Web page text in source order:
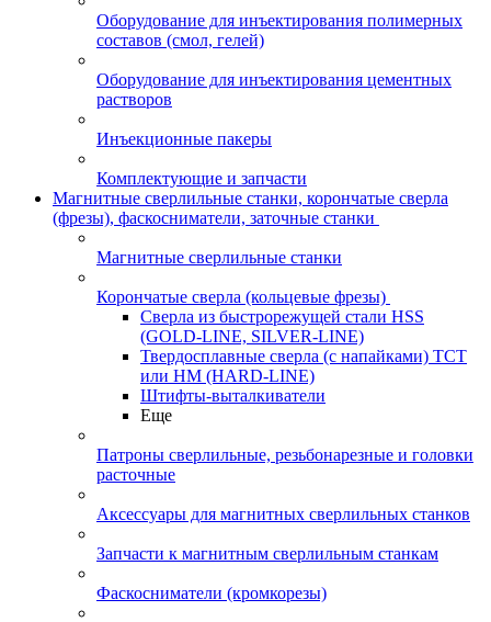
Оборудование для инъектирования полимерных
составов (смол, гелей)
Оборудование для инъектирования цементных
растворов
Инъекционные пакеры
Комплектующие и запчасти
Магнитные сверлильные станки, корончатые сверла
(фрезы), фаскосниматели, заточные станки
Магнитные сверлильные станки
Корончатые сверла (кольцевые фрезы)
Сверла из быстрорежущей стали HSS
(GOLD-LINE, SILVER-LINE)
Твердосплавные сверла (с напайками) ТСТ
или HM (HARD-LINE)
Штифты-выталкиватели
Еще
Патроны сверлильные, резьбонарезные и головки
расточные
Аксессуары для магнитных сверлильных станков
Запчасти к магнитным сверлильным станкам
Фаскосниматели (кромкорезы)